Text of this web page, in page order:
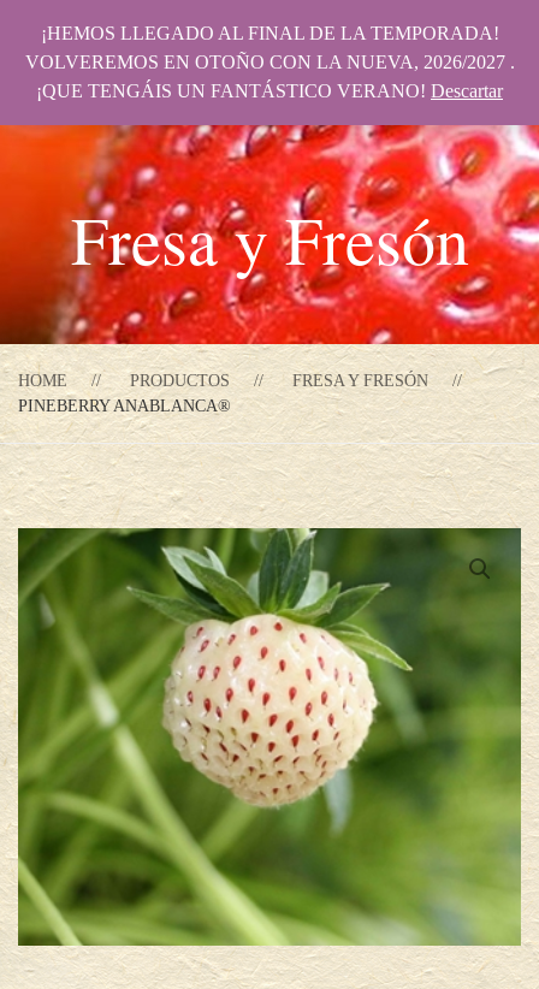
Fresa y Fresón
HOME PRODUCTOS
FRESA Y FRESÓN
PINEBERRY ANABLANCA®
¡HEMOS LLEGADO AL FINAL DE LA TEMPORADA!
VOLVEREMOS EN OTOÑO CON LA NUEVA, 2026/2027 .
¡QUE TENGÁIS UN FANTÁSTICO VERANO! Descartar